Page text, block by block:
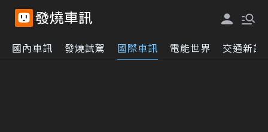
國內車訊 發燒試駕 國際車訊 電能世界 交通新訊